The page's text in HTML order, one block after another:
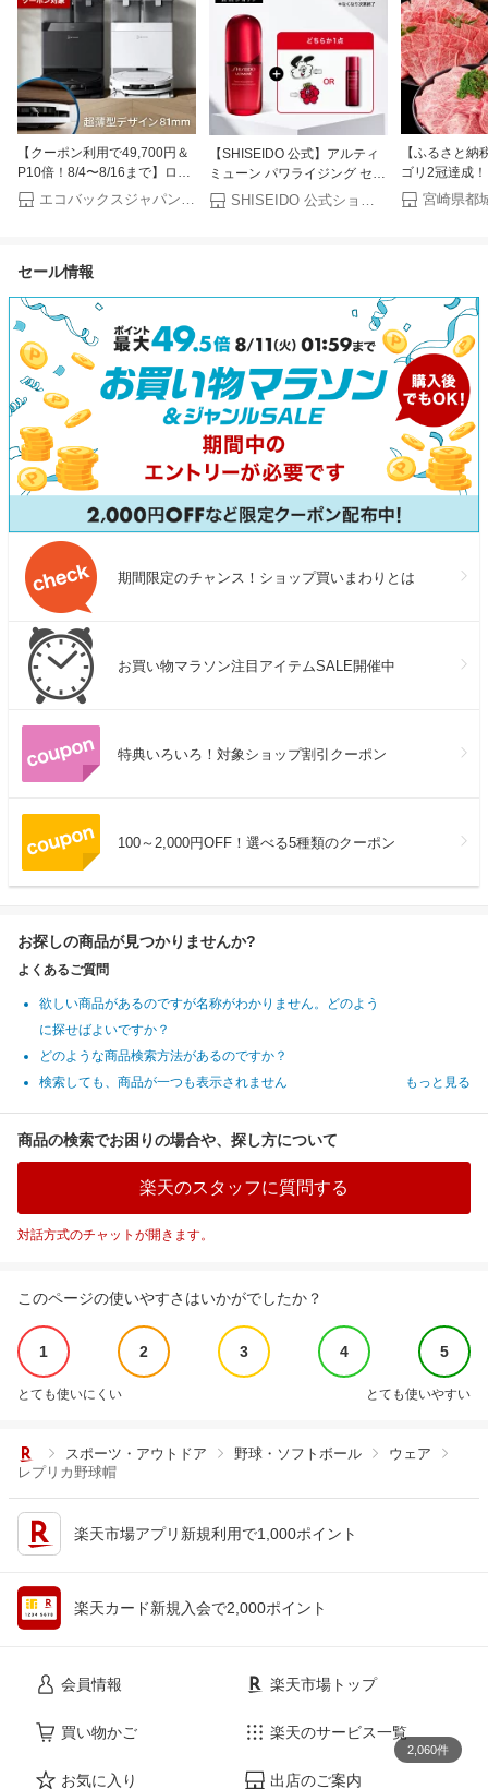
【クーポン利用で49,700円＆
P10倍！8/4〜8/16まで】ロボ
ット掃除機 DEEBOT T50
OMNI エコバックス 公式
高性能 マッピング機能 自動ゴ
ー保証最大24ヶ月 2025 エコ
バッグス 母の日 父の日
エコバックスジャパン公式 ストア
【SHISEIDO 公式】アルティ
ミューン パワライジング セラ
ム | SHISEIDO 資生堂 シセイ
ドウ | 美容液 うるおい 保湿
SHISEIDO 公式ショップ
【ふるさと納
ゴリ2冠達成
部位＆カット
り)or(赤身の
【宮崎県都城
宮崎県都
セール情報
期間限定のチャンス！ショップ買いまわりとは
お買い物マラソン注目アイテムSALE開催中
特典いろいろ！対象ショップ割引クーポン
100～2,000円OFF！選べる5種類のクーポン
お探しの商品が見つかりませんか?
よくあるご質問
欲しい商品があるのですが名称がわかりません。どのよう
に探せばよいですか？
どのような商品検索方法があるのですか？
検索しても、商品が一つも表示されません
もっと見る
商品の検索でお困りの場合や、探し方について
楽天のスタッフに質問する
対話方式のチャットが開きます。
このページの使いやすさはいかがでしたか？
1 2 3 4 5
とても使いにくい とても使いやすい
スポーツ・アウトドア 野球・ソフトボール
ウェア
レプリカ野球帽
楽天市場アプリ新規利用で1,000ポイント
楽天カード新規入会で2,000ポイント
会員情報
買い物かご
お気に入り
楽天市場トップ
楽天のサービス一覧
出店のご案内
2,060件